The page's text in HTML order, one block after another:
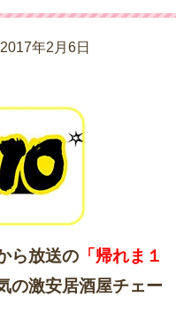
2017年2月6日
ら放送の 「帰れま１
の激安居酒屋チェー